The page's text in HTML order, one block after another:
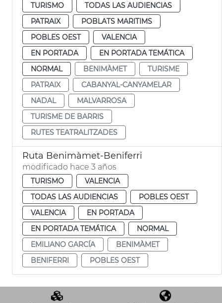
TURISMO
TODAS LAS AUDIENCIAS
PATRAIX
POBLATS MARITIMS
POBLES OEST
VALENCIA
EN PORTADA
EN PORTADA TEMÁTICA
NORMAL
BENIMÀMET
TURISME
PATRAIX
CABANYAL-CANYAMELAR
NADAL
MALVARROSA
TURISME DE BARRIS
RUTES TEATRALITZADES
Ruta Benimàmet-Beniferri
modificado hace 3 años
TURISMO
VALENCIA
TODAS LAS AUDIENCIAS
POBLES OEST
VALENCIA
EN PORTADA
EN PORTADA TEMÁTICA
NORMAL
EMILIANO GARCÍA
BENIMÀMET
BENIFERRI
POBLES OEST